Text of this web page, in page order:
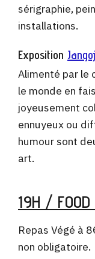
sérigraphie,
installations.
Exposition
Alimenté par le
le monde en
joyeusement
ennuyeux ou
humour sont
art.
19H /
Repas Végé à
non obligatoire.